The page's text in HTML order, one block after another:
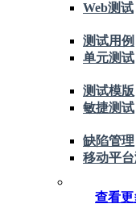
Web测试
测试用例
单元测试
测试模版
敏捷测试
缺陷管理
移动平
查看